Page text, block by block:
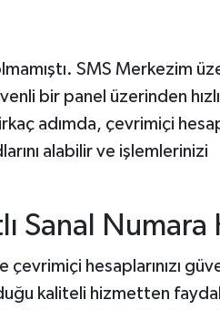
SMS Merkezim
bir panel üzerinden
adımda, çevrimiçi
alabilir ve işlemlerinizi
Sanal
hesaplarınızı
kaliteli hizmetten